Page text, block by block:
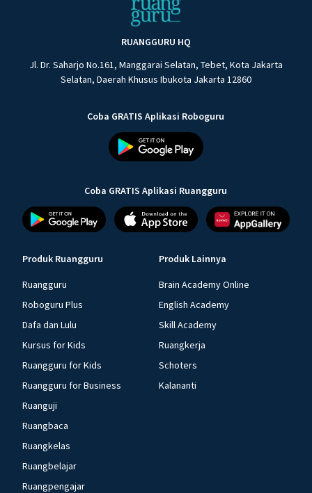
RUANGGURU HQ
Jl. Dr. Saharjo No.161, Manggarai Selatan, Tebet, Kota Jakarta
Selatan, Daerah Khusus Ibukota Jakarta 12860
Coba GRATIS Aplikasi Roboguru
Coba GRATIS Aplikasi Ruangguru
Produk Ruangguru
Ruangguru
Roboguru Plus
Dafa dan Lulu
Kursus for Kids
Ruangguru for Kids
Ruangguru for Business
Ruanguji
Ruangbaca
Ruangkelas
Ruangbelajar
Ruangpengajar
Produk Lainnya
Brain Academy Online
English Academy
Skill Academy
Ruangkerja
Schoters
Kalananti